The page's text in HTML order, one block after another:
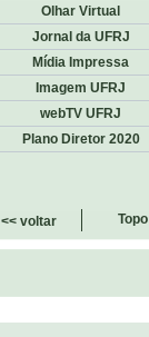
Olhar Virtual
Jornal da UFRJ
Mídia Impressa
Imagem UFRJ
webTV UFRJ
Plano Diretor 2020
<< voltar Topo